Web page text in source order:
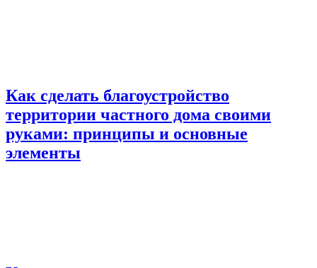
Как сделать благоустройство
территории частного дома своими
руками: принципы и основные
элементы